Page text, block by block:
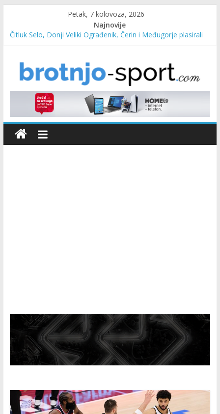
Petak, 7 kolovoza, 2026
Najnovije
Čitluk Selo, Donji Veliki Ograđenik, Čerin i Međugorje plasirali
Marin Čilić napredovao na ATP ljestvici
Poznati polufinalisti MNL MZ općine Čitluk – Brotnjo 2026.
Predsjednica Vlade Marija Buhač, ministar Ivo Bevanda i
načelnik Marin Radišić čestitali organizatoricama na realizaciji
sportsko edukativnog kampa “Izlazi vani”